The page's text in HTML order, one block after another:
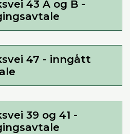
43 A og B -
47 - inngått
39 og 41 -